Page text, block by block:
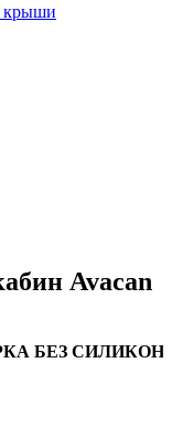
крыши
Avacan
БЕЗ